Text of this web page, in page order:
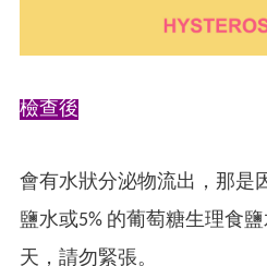
檢查後
會有水狀分泌物流出，那是
鹽水或5% 的葡萄糖生理食
天，請勿緊張。